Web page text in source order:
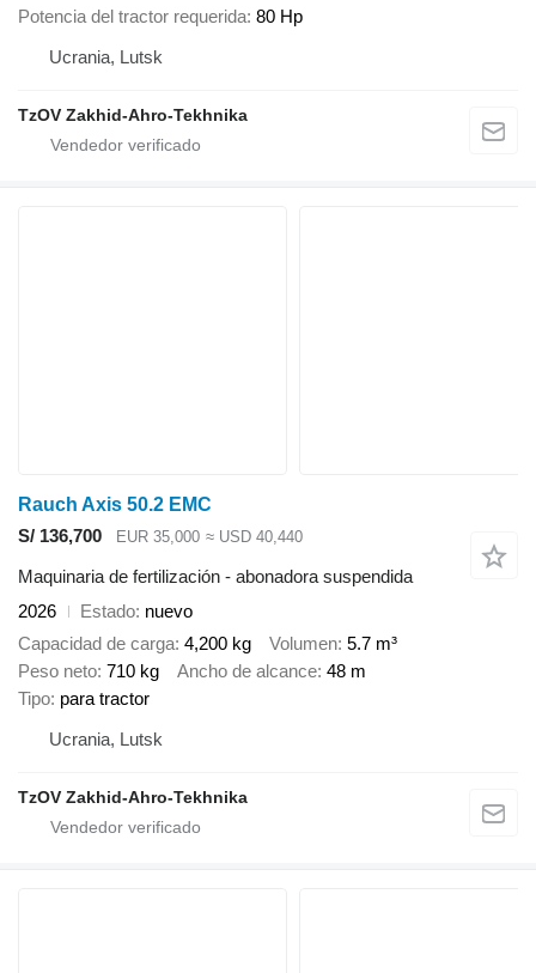
Potencia del tractor requerida 80 Hp
Ucrania, Lutsk
TzOV Zakhid-Ahro-Tekhnika
Rauch Axis 50.2 EMC
S/ 136,700
EUR 35,000 ≈ USD 40,440
Maquinaria de fertilización - abonadora suspendida
2026
Estado nuevo
Capacidad de carga 4,200 kg Volumen 5.7 m³
Peso neto 710 kg Ancho de alcance 48 m
Tipo para tractor
Ucrania, Lutsk
TzOV Zakhid-Ahro-Tekhnika